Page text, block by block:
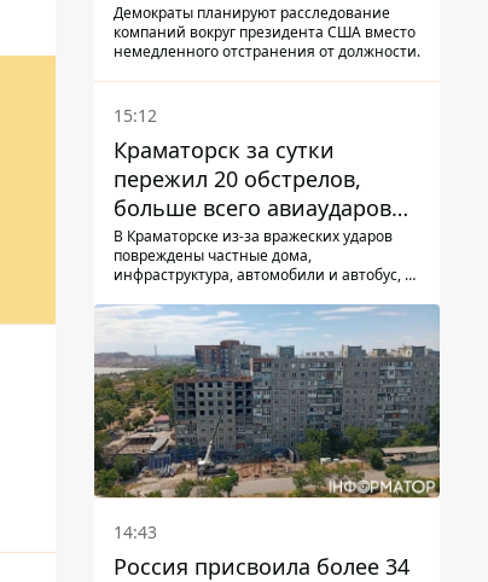
Демократы планируют расследование
компаний вокруг президента США вместо
немедленного отстранения от должности.
15:12
Краматорск за сутки
пережил 20 обстрелов,
больше всего авиаударов
КАБ-250
В Краматорске из-за вражеских ударов
повреждены частные дома,
инфраструктура, автомобили и автобус, а
человек и еще 15 получили ранения
14:43
Россия присвоила более 34